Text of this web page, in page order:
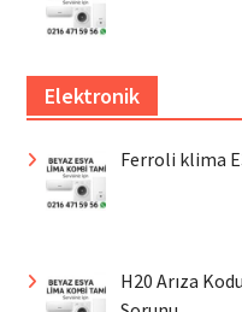
Elektronik
Ferroli klima
H20 Arıza